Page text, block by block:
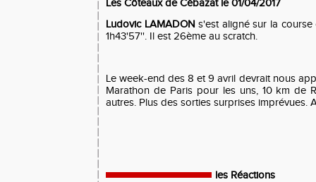
Les Côteaux de Cébazat le 01/04/2017
Ludovic LAMADON s'est aligné sur la
1h43'57''. Il est 26ème au scratch.
Le week-end des 8 et 9 avril devrait nous
Marathon de Paris pour les uns, 10 km de
autres. Plus des sorties surprises imprévues.
les Réactions